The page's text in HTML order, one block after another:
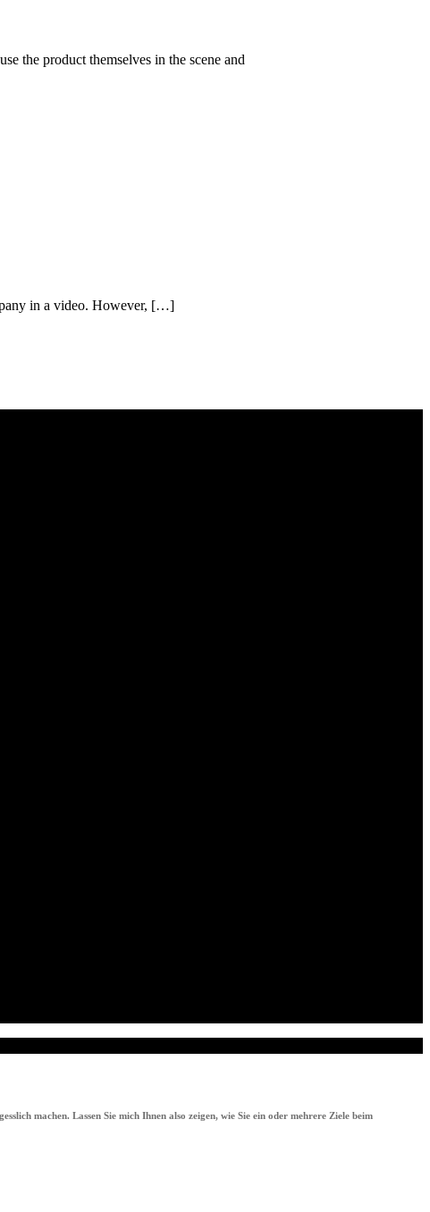
the product themselves in the scene and
in a video. However, […]
machen. Lassen Sie mich Ihnen also zeigen, wie Sie ein oder mehrere Ziele beim